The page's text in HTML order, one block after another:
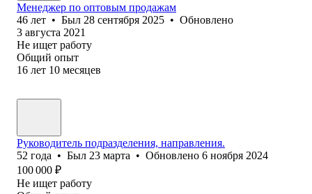
Менеджер по оптовым продажам
46 лет • Был 28 сентября 2025 • Обновлено
3 августа 2021
Не ищет работу
Общий опыт
16 лет 10 месяцев
Руководитель подразделения, направления.
52 года • Был 23 марта • Обновлено 6 ноября 2024
100 000 ₽
Не ищет работу